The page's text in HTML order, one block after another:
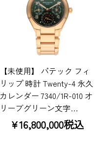
【未使用】 パテック フィ
リップ 時計 Twenty-4 永久
カレンダー 7340/1R-010 オ
リーブグリーン文字…
¥16,800,000税込